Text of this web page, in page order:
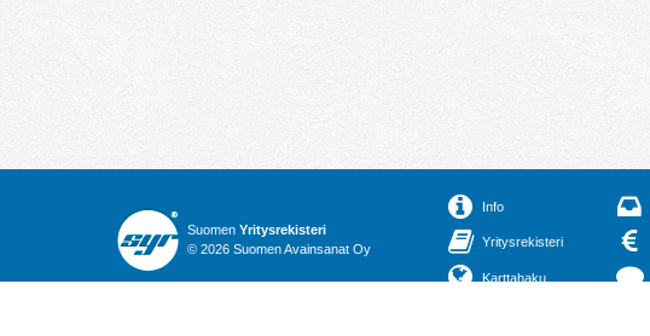
Suomen Yritysrekisteri
© 2026 Suomen Avainsanat Oy
Info
Yritysrekisteri
Karttahaku